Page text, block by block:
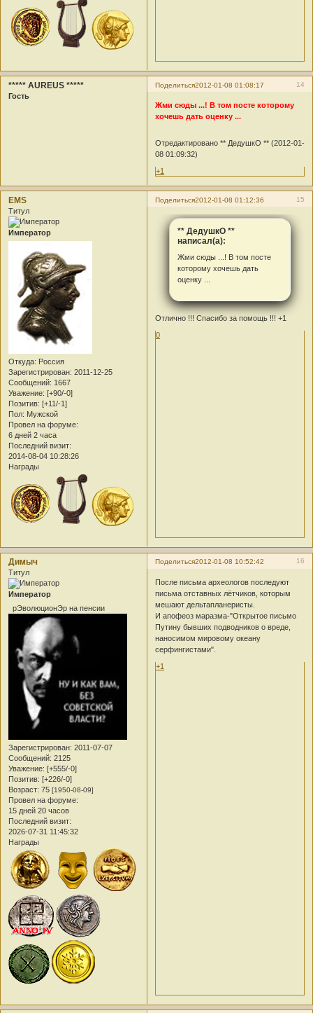
Поделиться 14
2012-01-08 01:08:17
***** AUREUS *****
Гость
Жми сюды ...! В том посте которому
хочешь дать оценку ...
Отредактировано ** ДедушкО ** (2012-01-
08 01:09:32)
+1
Поделиться 15
2012-01-08 01:12:36
EMS
Титул
Император
Откуда: Россия
Зарегистрирован: 2011-12-25
Сообщений: 1667
Уважение: [+90/-0]
Позитив: [+11/-1]
Пол: Мужской
Провел на форуме:
6 дней 2 часа
Последний визит:
2014-08-04 10:28:26
Награды
** ДедушкО **
написал(а):
Жми сюды ...! В том посте
которому хочешь дать
оценку ...
Отлично !!! Спасибо за помощь !!! +1
0
Поделиться 16
2012-01-08 10:52:42
Димыч
Титул
Император
рЭволюционЭр на пенсии
Зарегистрирован: 2011-07-07
Сообщений: 2125
Уважение: [+555/-0]
Позитив: [+226/-0]
Возраст: 75 [1950-08-09]
Провел на форуме:
15 дней 20 часов
Последний визит:
2026-07-31 11:45:32
Награды
После письма археологов последуют
письма отставных лётчиков, которым
мешают дельтапланеристы.
И апофеоз маразма-"Открытое письмо
Путину бывших подводников о вреде,
наносимом мировому океану
серфингистами".
+1